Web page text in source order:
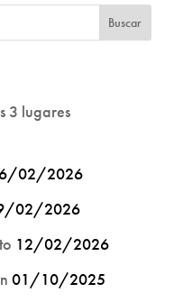
3 lugares
02/2026
02/2026
12/02/2026
01/10/2025